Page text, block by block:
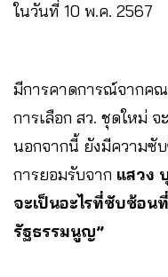
ในวันที่ 10 พ.ค. 2567
มีการคาดการณ์จากคณ
การเลือก สว. ชุดใหม่
นอกจากนี้ ยังมีความซั
การยอมรับจาก แสวง
จะเป็นอะไรที่ซับซ้อน
รัฐธรรมนูญ”